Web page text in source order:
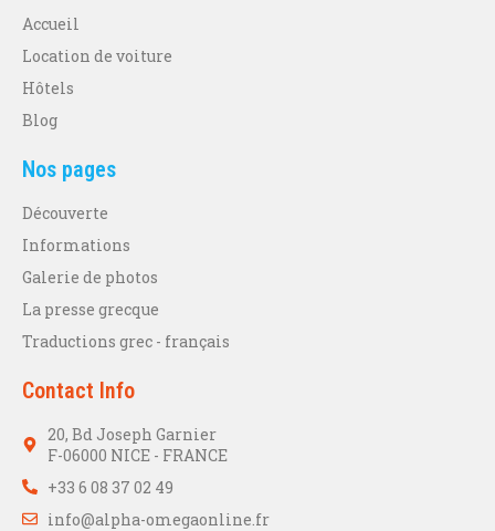
Accueil
Location de voiture
Hôtels
Blog
Nos pages
Découverte
Informations
Galerie de photos
La presse grecque
Traductions grec - français
Contact Info
20, Bd Joseph Garnier
F-06000 NICE - FRANCE
+33 6 08 37 02 49
info@alpha-omegaonline.fr